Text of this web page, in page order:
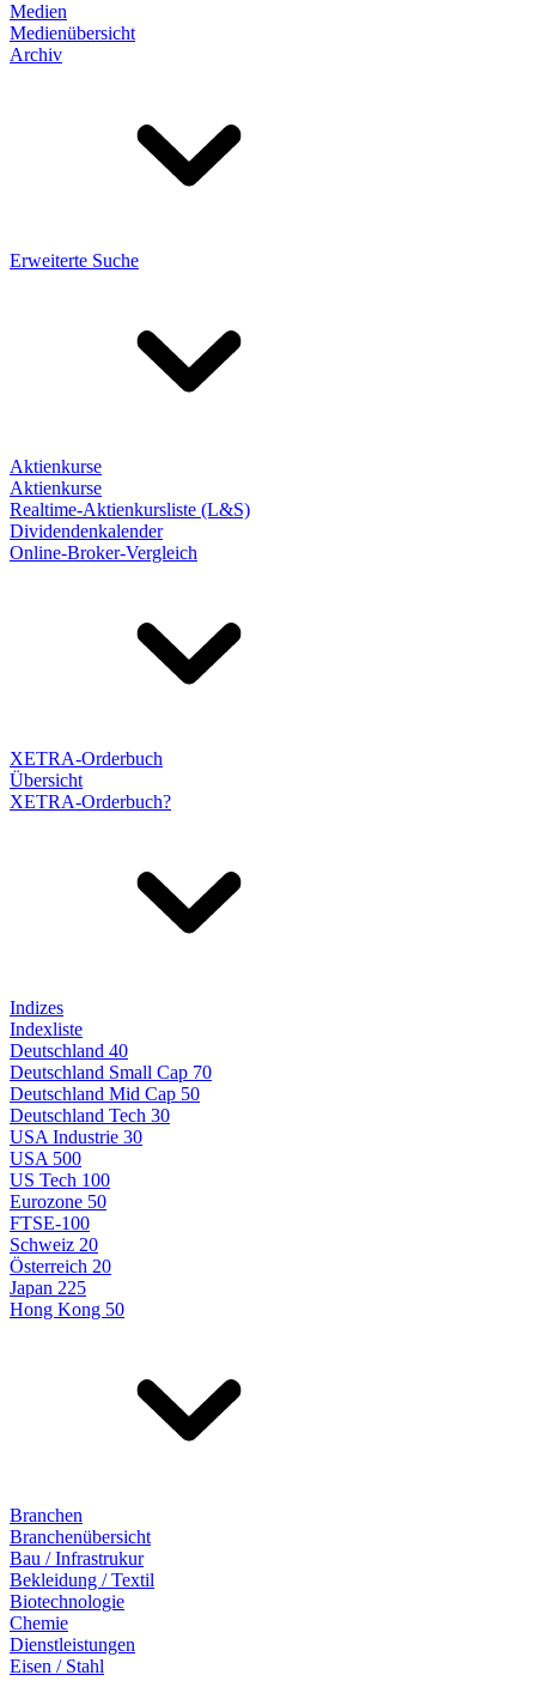
Medien
Medienübersicht
Archiv
Erweiterte Suche
Aktienkurse
Aktienkurse
Realtime-Aktienkursliste (L&S)
Dividendenkalender
Online-Broker-Vergleich
XETRA-Orderbuch
Übersicht
XETRA-Orderbuch?
Indizes
Indexliste
Deutschland 40
Deutschland Small Cap 70
Deutschland Mid Cap 50
Deutschland Tech 30
USA Industrie 30
USA 500
US Tech 100
Eurozone 50
FTSE-100
Schweiz 20
Österreich 20
Japan 225
Hong Kong 50
Branchen
Branchenübersicht
Bau / Infrastrukur
Bekleidung / Textil
Biotechnologie
Chemie
Dienstleistungen
Eisen / Stahl